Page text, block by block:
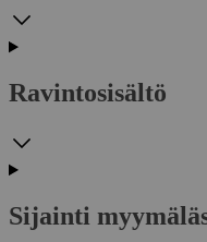
Ravintosisältö
Sijainti